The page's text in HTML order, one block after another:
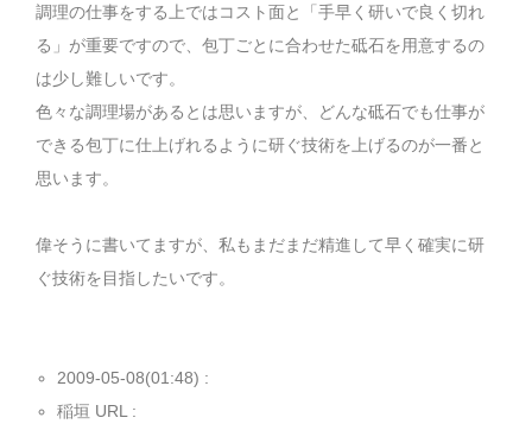
調理の仕事をする上ではコスト面と「手早く研いで良く切れ
る」が重要ですので、包丁ごとに合わせた砥石を用意するの
は少し難しいです。
色々な調理場があるとは思いますが、どんな砥石でも仕事が
できる包丁に仕上げれるように研ぐ技術を上げるのが一番と
思います。
偉そうに書いてますが、私もまだまだ精進して早く確実に研
ぐ技術を目指したいです。
2009-05-08(01:48) :
稲垣 URL :